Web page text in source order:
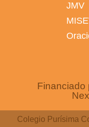
JMV
Financiado
Colegio Purísima